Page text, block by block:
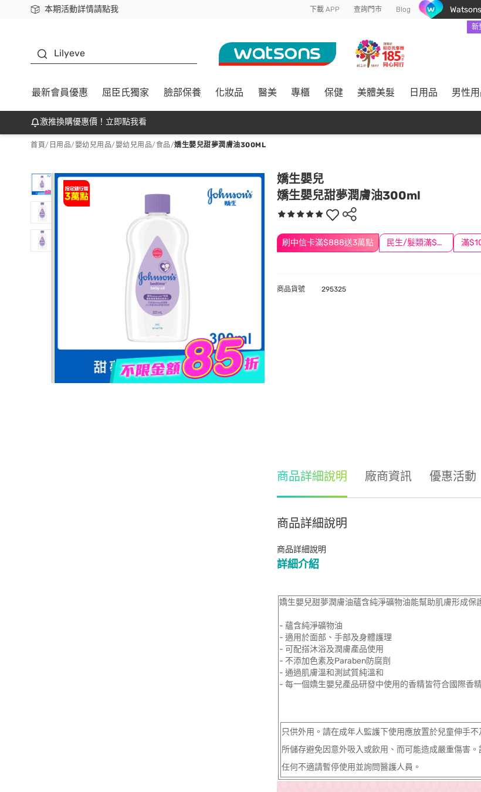
本期活動詳情請點我
下載app最高回饋$350 下載 APP 查詢門市 Blog
新
Lilyeve
最新會員優惠 屈臣氏獨家 臉部保養 化妝品 醫美 專櫃 保健 美體美髮 日用品 男性
激推換購優惠價！立即點我看
首頁/ 日用品/嬰幼兒用品/嬰幼兒用品/食品/嬌生嬰兒甜夢潤膚油300ML
嬌生嬰兒
嬌生嬰兒甜夢潤膚油300ml
刷中信卡滿$888送3萬點 民生/髮類滿$388送舒潔冰巾
商品貨號 295325
商品詳細說明 廠商資訊 優惠活動
商品詳細說明
商品詳細說明
詳細介紹
嬌生嬰兒甜夢潤膚油蘊含純淨礦物油能幫助肌膚形成
- 蘊含純淨礦物油
- 適用於面部、手部及身體護理
- 可配搭沐浴及潤膚產品使用
- 不添加色素及Paraben防腐劑
- 通過肌膚溫和測試質純溫和
- 每一個嬌生嬰兒產品研發中使用的香精皆符合國際香
只供外用。請在成年人監護下使用應放置於兒童伸手不
所儲存避免因意外吸入或飲用、而可能造成嚴重傷害
任何不適請暫停使用並詢問醫護人員。